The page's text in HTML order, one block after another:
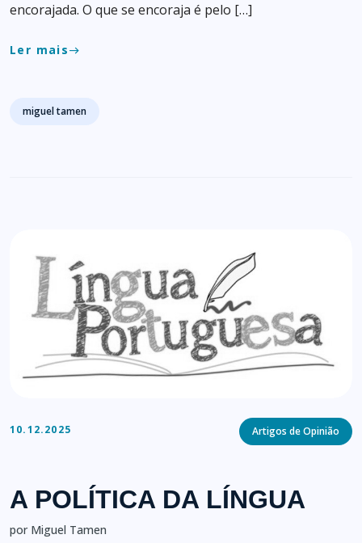
encorajada. O que se encoraja é pelo […]
Ler maiseast
Tags
miguel tamen
10.12.2025 Categories
Artigos de Opinião
A POLÍTICA DA LÍNGUA
por Miguel Tamen